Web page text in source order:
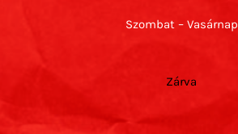
Szombat – Vasárnap
Zárva